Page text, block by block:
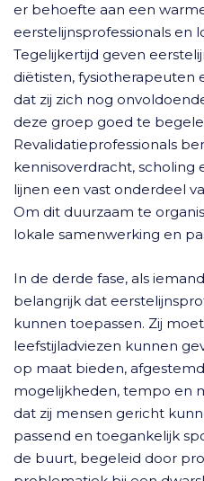
er behoefte aan een
eerstelijnsprofessionals en
Tegelijkertijd geven
diëtisten, fysiotherapeuten
dat zij zich nog
deze groep goed te
Revalidatieprofessionals
kennisoverdracht, scholing
lijnen een vast onderdeel
Om dit duurzaam te
lokale samenwerking en
In de derde fase, als
belangrijk dat
kunnen toepassen. Zij
leefstijladviezen kunnen
op maat bieden,
mogelijkheden, tempo en
dat zij mensen gericht
passend en toegankelijk
de buurt, begeleid door